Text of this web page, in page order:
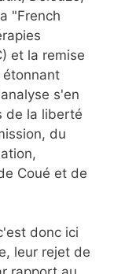
"French
et la remise
étonnant
s'en
de la liberté
du
Coué et de
donc ici
leur rejet de